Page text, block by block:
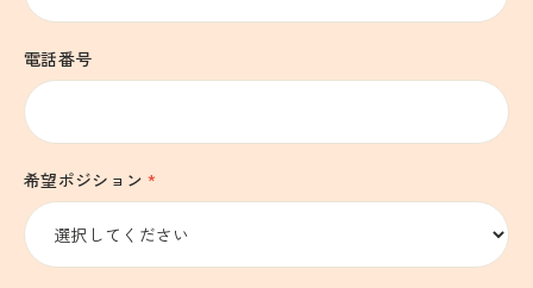
電話番号
希望ポジション *